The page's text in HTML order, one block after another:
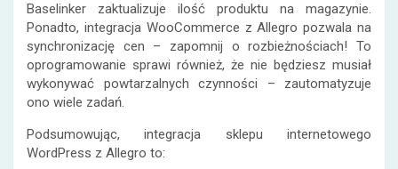
Baselinker zaktualizuje ilość produktu na magazynie.
Ponadto, integracja WooCommerce z Allegro pozwala na
synchronizację cen – zapomnij o rozbieżnościach! To
oprogramowanie sprawi również, że nie będziesz musiał
wykonywać powtarzalnych czynności – zautomatyzuje
ono wiele zadań.
Podsumowując, integracja sklepu internetowego
WordPress z Allegro to: